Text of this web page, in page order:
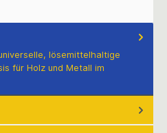
lösemittelhaltige
für Holz und Metall im